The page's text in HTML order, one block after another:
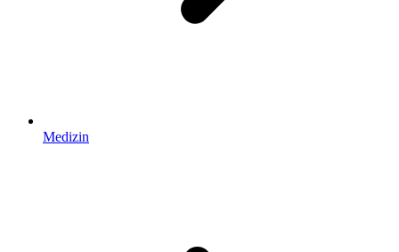
Medizin